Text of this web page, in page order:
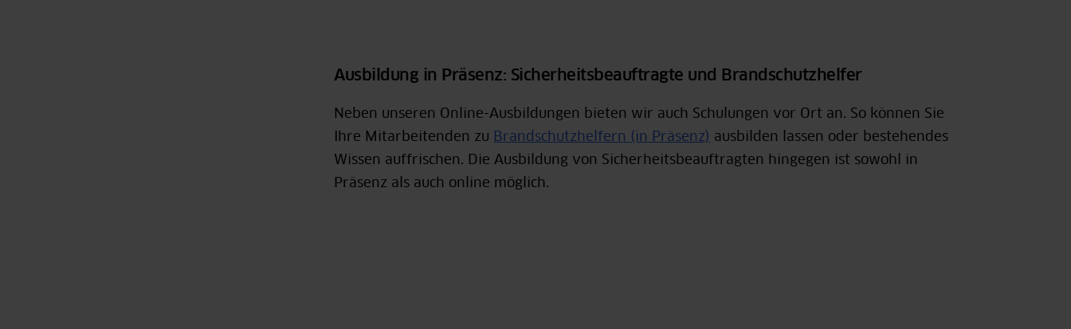
Ausbildung in Präsenz: Sicherheitsbeauftragte und Brandschutzhelfer
Neben unseren Online-Ausbildungen bieten wir auch Schulungen vor Ort an. So können Sie
Ihre Mitarbeitenden zu Brandschutzhelfern (in Präsenz) ausbilden lassen oder bestehendes
Wissen auffrischen. Die Ausbildung von Sicherheitsbeauftragten hingegen ist sowohl in
Präsenz als auch online möglich.